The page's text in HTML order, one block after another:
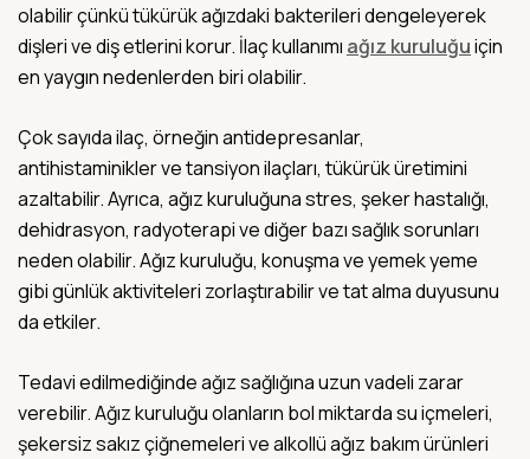
olabilir çünkü tükürük ağızdaki bakterileri dengeleyerek
dişleri ve diş etlerini korur. İlaç kullanımı ağız kuruluğuiçin
en yaygın nedenlerden biri olabilir.
Çok sayıda ilaç, örneğin antidepresanlar,
antihistaminikler ve tansiyon ilaçları, tükürük üretimini
azaltabilir. Ayrıca, ağız kuruluğuna stres, şeker hastalığı,
dehidrasyon, radyoterapi ve diğer bazı sağlık sorunları
neden olabilir. Ağız kuruluğu, konuşma ve yemek yeme
gibi günlük aktiviteleri zorlaştırabilir ve tat alma duyusunu
da etkiler.
Tedavi edilmediğinde ağız sağlığına uzun vadeli zarar
verebilir. Ağız kuruluğu olanların bol miktarda su içmeleri,
şekersiz sakız çiğnemeleri ve alkollü ağız bakım ürünleri